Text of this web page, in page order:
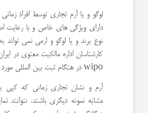
لوگو و یا آرم تجاری توسط افراد
دارای ویژگی های خاص و با رعایت
نوع برند و یا لوگو و ارمی نمی
کارشناسان اداره مالکیت معنوی در
wipo در هنگام ثبت بین المللی مورد تایید قرار بگیرند.
آرم و نشان تجاری زمانی که کپی
مشابه نمونه دیگری باشند، نتوانند